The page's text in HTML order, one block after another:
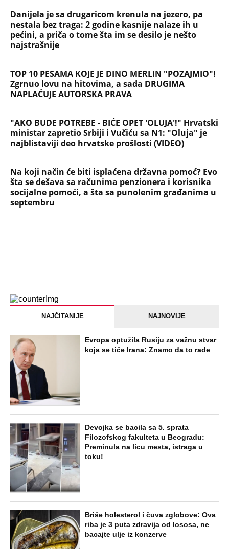
Danijela je sa drugaricom krenula na jezero, pa
nestala bez traga: 2 godine kasnije nalaze ih u
pećini, a priča o tome šta im se desilo je nešto
najstrašnije
TOP 10 PESAMA KOJE JE DINO MERLIN "POZAJMIO"!
Zgrnuo lovu na hitovima, a sada DRUGIMA
NAPLAĆUJE AUTORSKA PRAVA
"AKO BUDE POTREBE - BIĆE OPET 'OLUJA'!" Hrvatski
ministar zapretio Srbiji i Vučiću sa N1: "Oluja" je
najblistaviji deo hrvatske prošlosti (VIDEO)
Na koji način će biti isplaćena državna pomoć? Evo
šta se dešava sa računima penzionera i korisnika
socijalne pomoći, a šta sa punolenim građanima u
septembru
NAJČITANIJE NAJNOVIJE
Evropa optužila Rusiju za važnu stvar
koja se tiče Irana: Znamo da to rade
Devojka se bacila sa 5. sprata
Filozofskog fakulteta u Beogradu:
Preminula na licu mesta, istraga u
toku!
Briše holesterol i čuva zglobove: Ova
riba je 3 puta zdravija od lososa, ne
bacajte ulje iz konzerve